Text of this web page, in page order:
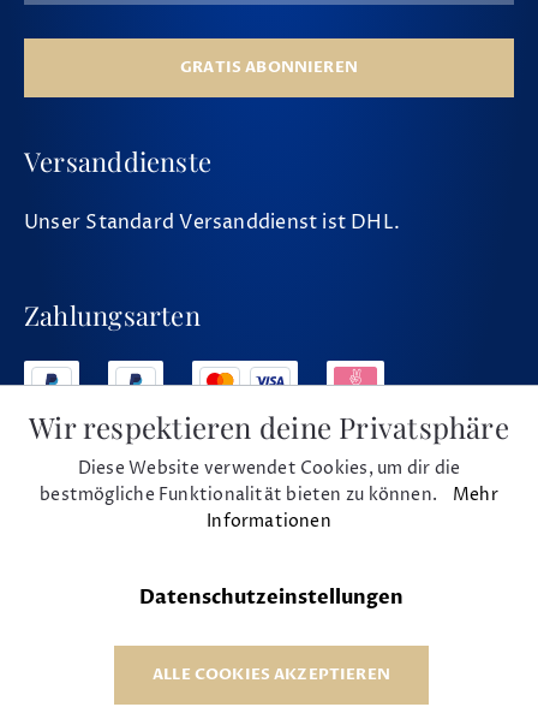
GRATIS ABONNIEREN
Versanddienste
Unser Standard Versanddienst ist DHL.
Zahlungsarten
Social Media
© 1975 - 2026 Musikhaus Beck e.K.
Wir respektieren deine Privatsphäre
Diese Website verwendet Cookies, um dir die
bestmögliche Funktionalität bieten zu können. Mehr
Informationen
Datenschutzeinstellungen
ALLE COOKIES AKZEPTIEREN